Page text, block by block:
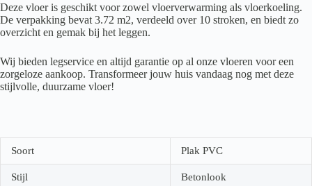
Deze vloer is geschikt voor zowel vloerverwarming als vloerkoeling.
De verpakking bevat 3.72 m2, verdeeld over 10 stroken, en biedt zo
overzicht en gemak bij het leggen.
Wij bieden legservice en altijd garantie op al onze vloeren voor een
zorgeloze aankoop. Transformeer jouw huis vandaag nog met deze
stijlvolle, duurzame vloer!
Soort Plak PVC
Stijl Betonlook